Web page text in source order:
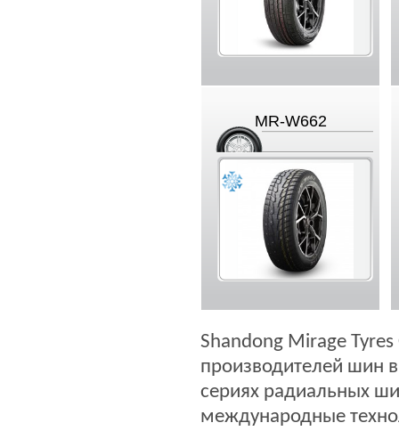
MR-W662
Shandong Mirage
производителей шин
сериях радиальных
международные